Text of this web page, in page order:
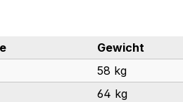
Gewicht
58 kg
64 kg